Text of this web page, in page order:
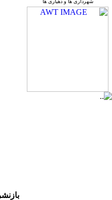
شهرداری ها و دهیاری ها